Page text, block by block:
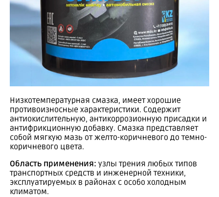
Низкотемпературная смазка, имеет хорошие
противоизносные характеристики. Содержит
антиокислительную, антикоррозионную присадки и
антифрикционную добавку. Смазка представляет
собой мягкую мазь от желто-коричневого до темно-
коричневого цвета.
Область применения: узлы трения любых типов
транспортных средств и инженерной техники,
эксплуатируемых в районах с особо холодным
климатом.